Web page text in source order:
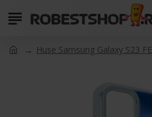
Huse Samsung Galaxy S23 FE